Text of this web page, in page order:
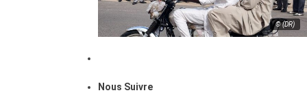
© (DR)
Nous Suivre